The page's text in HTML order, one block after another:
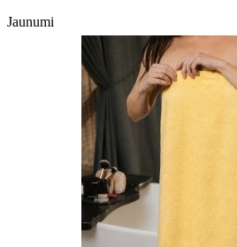
Jaunumi